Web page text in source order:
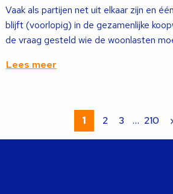
Vaak als partijen net uit elkaar zijn en
blijft (voorlopig) in de gezamenlijke
de vraag gesteld wie de woonlasten
Lees meer
1 2 3 … 210 ›